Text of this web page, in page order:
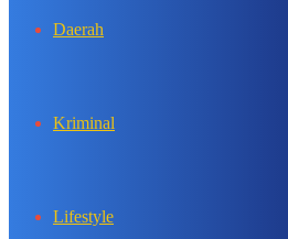
Daerah
Kriminal
Lifestyle